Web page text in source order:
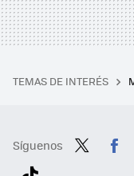
TEMAS DE INTERÉS
Síguenos